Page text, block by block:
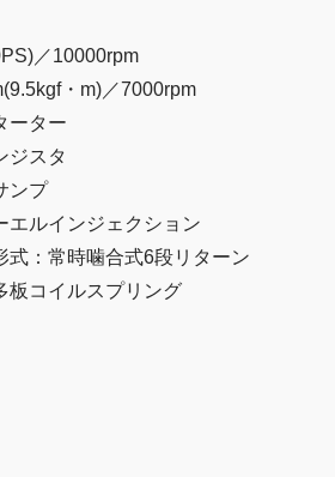
／10000rpm
・m)／7000rpm
ーター
ジスタ
ンプ
エルインジェクション
式：常時噛合式6段リターン
板コイルスプリング